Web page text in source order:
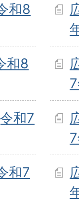
和8
和8
和7
和7